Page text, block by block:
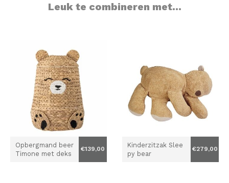
Leuk te combineren met...
Opbergmand beer
Timone met deks
€139,00
Kinderzitzak Slee
py bear
€279,00